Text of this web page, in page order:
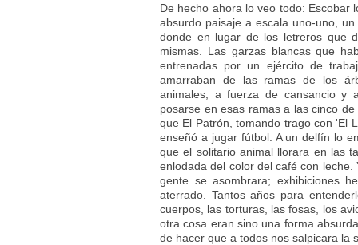
De hecho ahora lo veo todo: Escobar
absurdo paisaje a escala uno-uno,
donde en lugar de los letreros que
mismas. Las garzas blancas que
entrenadas por un ejército de
amarraban de las ramas de los
animales, a fuerza de cansancio y
posarse en esas ramas a las cinco
que El Patrón, tomando trago con 'El
enseñó a jugar fútbol. A un delfín lo
que el solitario animal llorara en las
enlodada del color del café con
gente se asombrara; exhibiciones
aterrado. Tantos años para
cuerpos, las torturas, las fosas, los
otra cosa eran sino una forma
de hacer que a todos nos salpicara la